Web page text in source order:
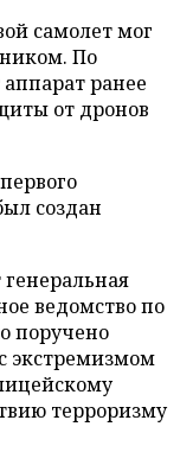
самолет мог
По
ранее
от дронов
создан
ведомство по
поручено
экстремизмом
терроризму